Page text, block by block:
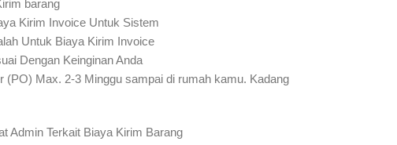
barang
Kirim Invoice Untuk Sistem
Untuk Biaya Kirim Invoice
Dengan Keinginan Anda
(PO) Max. 2-3 Minggu sampai di rumah kamu. Kadang
Admin Terkait Biaya Kirim Barang